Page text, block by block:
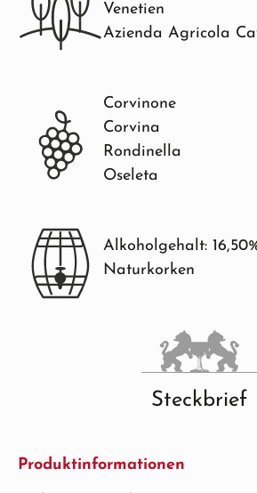
Venetien
Azienda Agricola
Corvinone
Corvina
Rondinella
Oseleta
Alkoholgehalt:
Naturkorken
Steckbrief
Produktinformationen